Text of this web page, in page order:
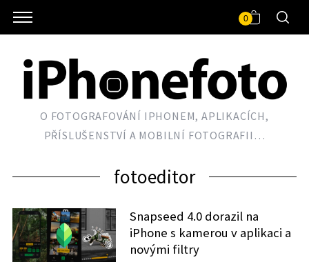
0
O FOTOGRAFOVÁNÍ IPHONEM, APLIKACÍCH,
PŘÍSLUŠENSTVÍ A MOBILNÍ FOTOGRAFII…
fotoeditor
Snapseed 4.0 dorazil na
iPhone s kamerou v aplikaci a
novými filtry